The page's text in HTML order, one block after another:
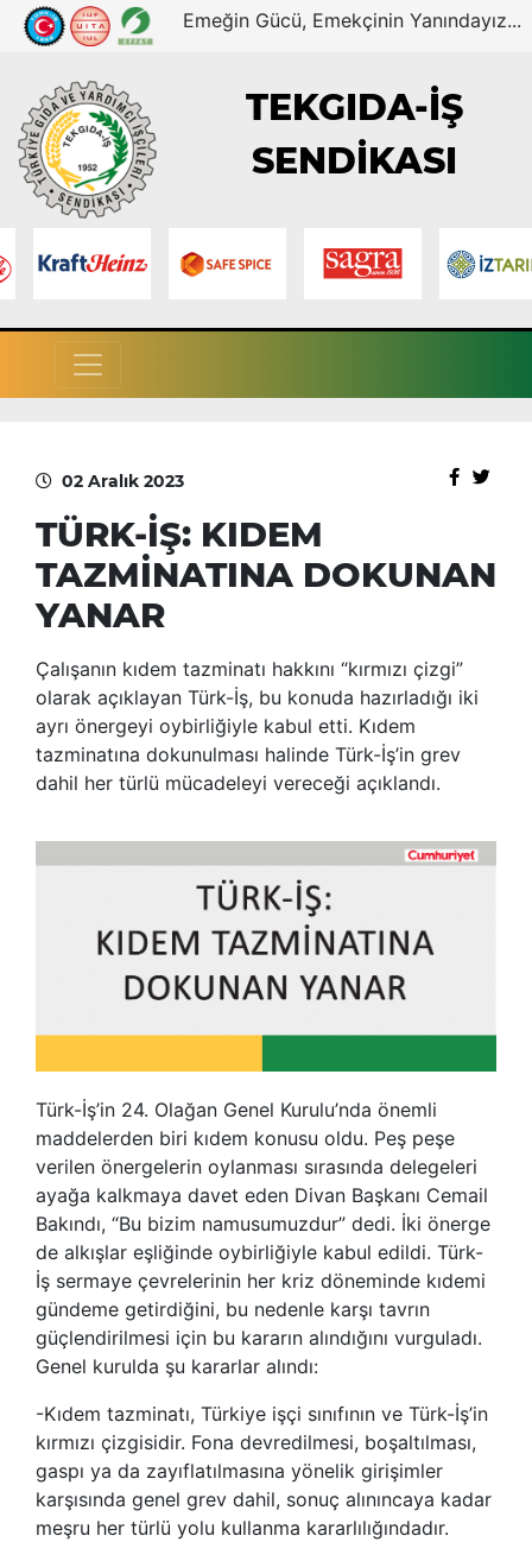
Emeğin Gücü, Emekçinin Yanındayız...
TEKGIDA-İŞ
SENDİKASI
02 Aralık 2023
TÜRK-İŞ: KIDEM
TAZMİNATINA DOKUNAN
YANAR
Çalışanın kıdem tazminatı hakkını “kırmızı çizgi”
olarak açıklayan Türk-İş, bu konuda hazırladığı iki
ayrı önergeyi oybirliğiyle kabul etti. Kıdem
tazminatına dokunulması halinde Türk-İş’in grev
dahil her türlü mücadeleyi vereceği açıklandı.
Türk-İş’in 24. Olağan Genel Kurulu’nda önemli
maddelerden biri kıdem konusu oldu. Peş peşe
verilen önergelerin oylanması sırasında delegeleri
ayağa kalkmaya davet eden Divan Başkanı Cemail
Bakındı, “Bu bizim namusumuzdur” dedi. İki önerge
de alkışlar eşliğinde oybirliğiyle kabul edildi. Türk-
İş sermaye çevrelerinin her kriz döneminde kıdemi
gündeme getirdiğini, bu nedenle karşı tavrın
güçlendirilmesi için bu kararın alındığını vurguladı.
Genel kurulda şu kararlar alındı:
-Kıdem tazminatı, Türkiye işçi sınıfının ve Türk-İş’in
kırmızı çizgisidir. Fona devredilmesi, boşaltılması,
gaspı ya da zayıflatılmasına yönelik girişimler
karşısında genel grev dahil, sonuç alınıncaya kadar
meşru her türlü yolu kullanma kararlılığındadır.